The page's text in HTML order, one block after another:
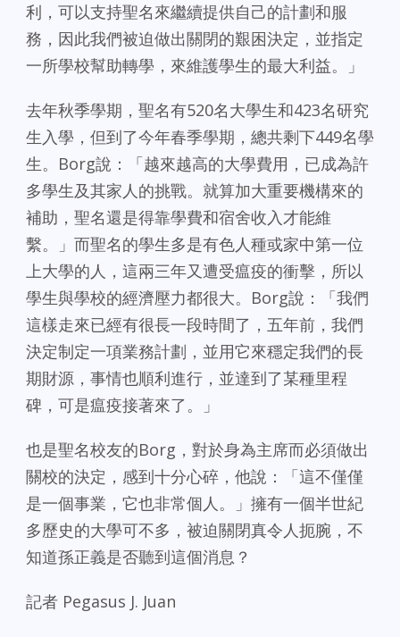
利，可以支持聖名來繼續提供自己的計劃和服
務，因此我們被迫做出關閉的艱困決定，並指定
一所學校幫助轉學，來維護學生的最大利益。」
去年秋季學期，聖名有520名大學生和423名研究
生入學，但到了今年春季學期，總共剩下449名學
生。Borg說：「越來越高的大學費用，已成為許
多學生及其家人的挑戰。就算加大重要機構來的
補助，聖名還是得靠學費和宿舍收入才能維
繫。」而聖名的學生多是有色人種或家中第一位
上大學的人，這兩三年又遭受瘟疫的衝擊，所以
學生與學校的經濟壓力都很大。Borg說：「我們
這樣走來已經有很長一段時間了，五年前，我們
決定制定一項業務計劃，並用它來穩定我們的長
期財源，事情也順利進行，並達到了某種里程
碑，可是瘟疫接著來了。」
也是聖名校友的Borg，對於身為主席而必須做出
關校的決定，感到十分心碎，他說：「這不僅僅
是一個事業，它也非常個人。」擁有一個半世紀
多歷史的大學可不多，被迫關閉真令人扼腕，不
知道孫正義是否聽到這個消息？
記者 Pegasus J. Juan